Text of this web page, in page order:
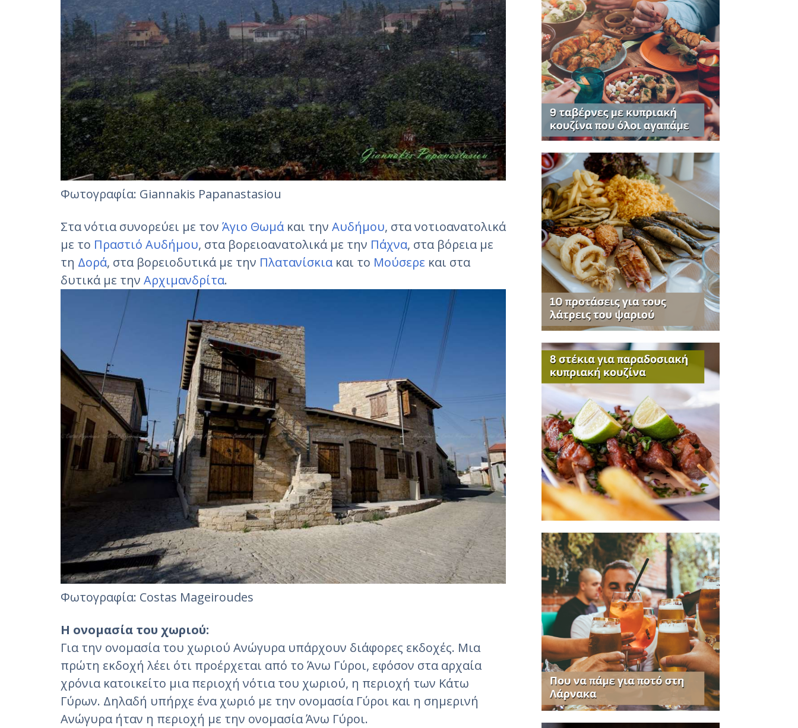
Φωτογραφία: Giannakis Papanastasiou
Στα νότια συνορεύει με τον Άγιο Θωμά και την Αυδήμου, στα νοτιοανατολικά
με το Πραστιό Αυδήμου, στα βορειοανατολικά με την Πάχνα, στα βόρεια με
τη Δορά, στα βορειοδυτικά με την Πλατανίσκια και το Μούσερε και στα
δυτικά με την Αρχιμανδρίτα.
Φωτογραφία: Costas Mageiroudes‎
Η ονομασία του χωριού:
Για την ονομασία του χωριού Ανώγυρα υπάρχουν διάφορες εκδοχές. Μια
πρώτη εκδοχή λέει ότι προέρχεται από το Άνω Γύροι, εφόσον στα αρχαία
χρόνια κατοικείτο μια περιοχή νότια του χωριού, η περιοχή των Κάτω
Γύρων. Δηλαδή υπήρχε ένα χωριό με την ονομασία Γύροι και η σημερινή
Ανώγυρα ήταν η περιοχή με την ονομασία Άνω Γύροι.